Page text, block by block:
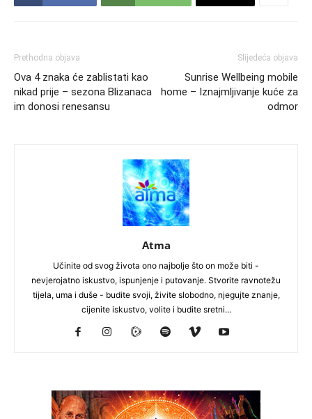
Prethodna objava
Ova 4 znaka će zablistati kao
nikad prije – sezona Blizanaca
im donosi renesansu
Slijedeća objava
Sunrise Wellbeing mobile
home – Iznajmljivanje kuće za
odmor
Atma
Učinite od svog života ono najbolje što on može biti -
nevjerojatno iskustvo, ispunjenje i putovanje. Stvorite ravnotežu
tijela, uma i duše - budite svoji, živite slobodno, njegujte znanje,
cijenite iskustvo, volite i budite sretni...